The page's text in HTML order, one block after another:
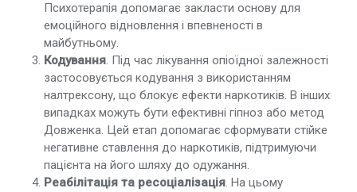
Психотерапія допомагає закласти основу для
емоційного відновлення і впевненості в
майбутньому.
Кодування. Під час лікування опіоїдної залежності
застосовується кодування з використанням
налтрексону, що блокує ефекти наркотиків. В інших
випадках можуть бути ефективні гіпноз або метод
Довженка. Цей етап допомагає сформувати стійке
негативне ставлення до наркотиків, підтримуючи
пацієнта на його шляху до одужання.
Реабілітація та ресоціалізація. На цьому